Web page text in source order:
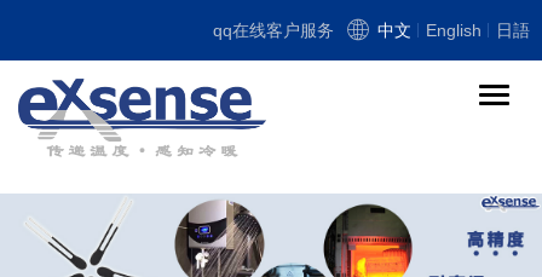
qq在线客户服务 中文 English 日語
导